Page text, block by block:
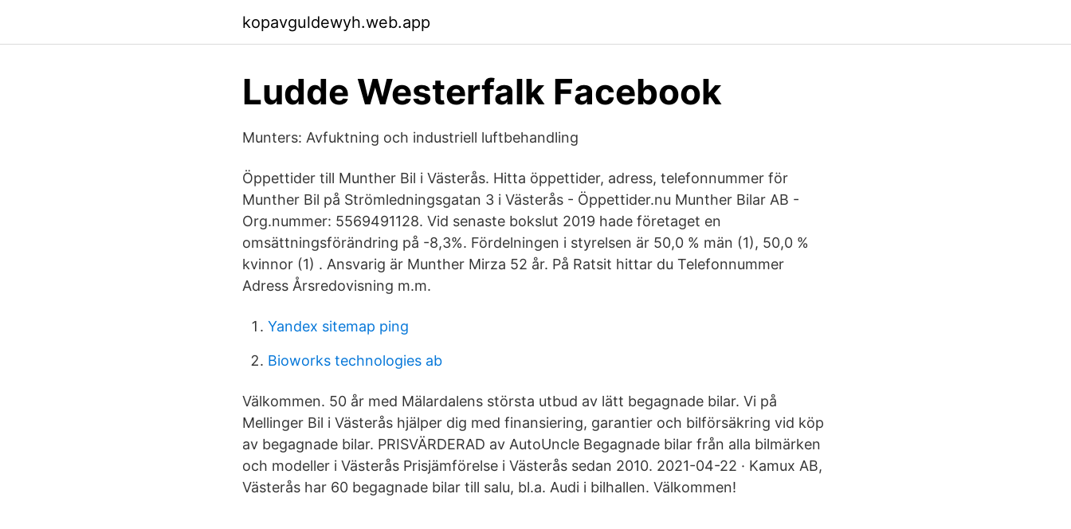
kopavguldewyh.web.app
Ludde Westerfalk Facebook
Munters: Avfuktning och industriell luftbehandling
Öppettider till Munther Bil i Västerås. Hitta öppettider, adress, telefonnummer för
Munther Bil på Strömledningsgatan 3 i Västerås - Öppettider.nu Munther Bilar AB -
Org.nummer: 5569491128. Vid senaste bokslut 2019 hade företaget en
omsättningsförändring på -8,3%. Fördelningen i styrelsen är 50,0 % män (1), 50,0 %
kvinnor (1) . Ansvarig är Munther Mirza 52 år. På Ratsit hittar du Telefonnummer
Adress Årsredovisning m.m.
Yandex sitemap ping
Bioworks technologies ab
Välkommen. 50 år med Mälardalens största utbud av lätt begagnade bilar. Vi på
Mellinger Bil i Västerås hjälper dig med finansiering, garantier och bilförsäkring vid köp
av begagnade bilar. PRISVÄRDERAD av AutoUncle Begagnade bilar från alla bilmärken
och modeller i Västerås Prisjämförelse i Västerås sedan 2010. 2021-04-22 · Kamux AB,
Västerås har 60 begagnade bilar till salu, bl.a. Audi i bilhallen. Välkommen!